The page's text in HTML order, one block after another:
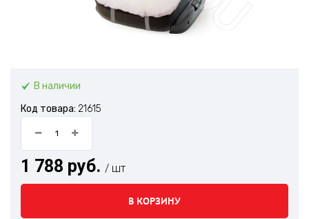
В наличии
Код товара: 21615
1 788 руб. / шт
В КОРЗИНУ